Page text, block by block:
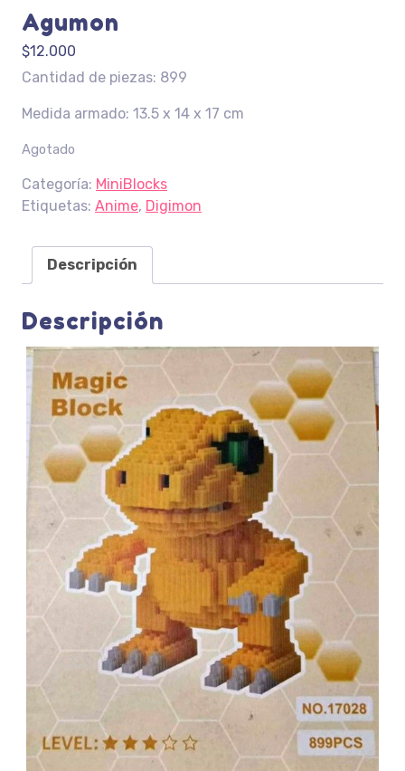
Agumon
$12.000
Cantidad de piezas: 899
Medida armado: 13.5 x 14 x 17 cm
Agotado
Categoría: MiniBlocks
Etiquetas: Anime, Digimon
Descripción
Descripción